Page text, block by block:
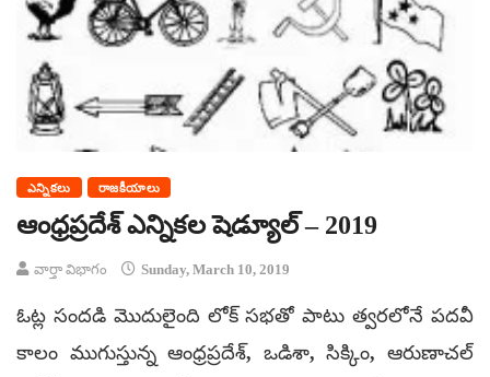
ఎన్నికలు రాజకీయాలు
ఆంధ్రప్రదేశ్‌ ఎన్నికల షెడ్యూల్ – 2019
వార్తా విభాగం Sunday, March 10, 2019
ఓట్ల సందడి మొదులైంది లోక్ సభతో పాటు త్వరలోనే పదవీ
కాలం ముగుస్తున్న ఆంధ్రప్రదేశ్, ఒడిశా, సిక్కిం, ఆరుణాచల్